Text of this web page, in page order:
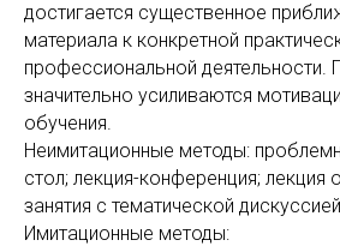
достигается существенное
материала к конкретной
профессиональной деятельности.
значительно усиливаются
обучения.
Неимитационные методы:
стол; лекция-конференция; лекция
занятия с тематической
Имитационные методы: